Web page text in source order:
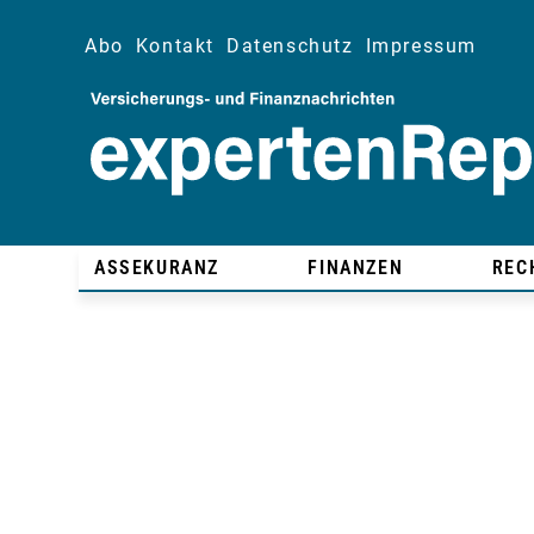
Abo Kontakt Datenschutz Impressum
ASSEKURANZ FINANZEN